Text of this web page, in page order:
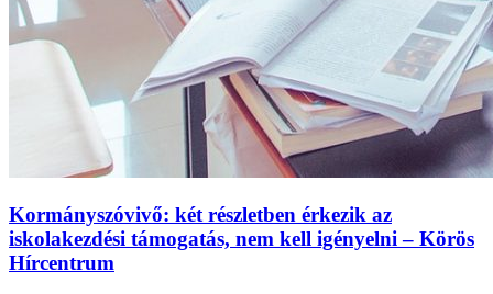
Kormányszóvivő: két részletben érkezik az
iskolakezdési támogatás, nem kell igényelni – Körös
Hírcentrum